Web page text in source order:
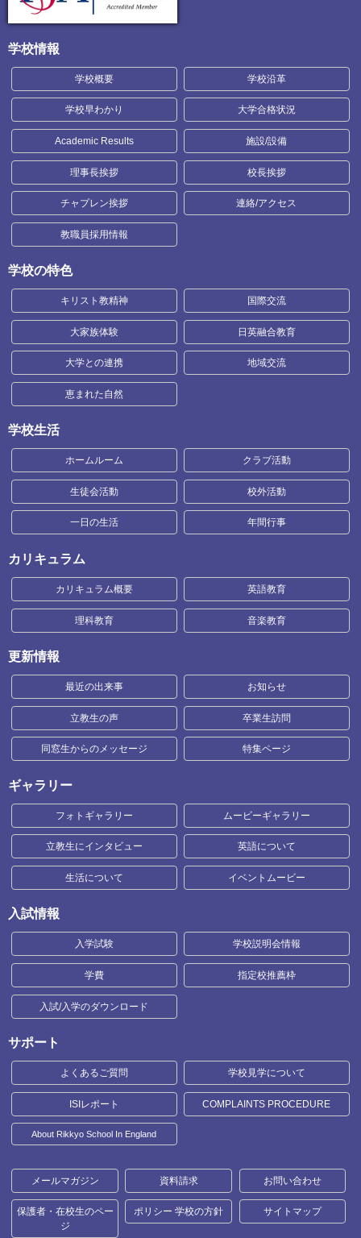
学校情報
学校概要 学校沿革
学校早わかり 大学合格状況
Academic Results 施設/設備
理事長挨拶 校長挨拶
チャプレン挨拶 連絡/アクセス
教職員採用情報
学校の特色
キリスト教精神 国際交流
大家族体験 日英融合教育
大学との連携 地域交流
恵まれた自然
学校生活
ホームルーム クラブ活動
生徒会活動 校外活動
一日の生活 年間行事
カリキュラム
カリキュラム概要 英語教育
理科教育 音楽教育
更新情報
最近の出来事 お知らせ
立教生の声 卒業生訪問
同窓生からのメッセージ 特集ページ
ギャラリー
フォトギャラリー ムービーギャラリー
立教生にインタビュー 英語について
生活について イベントムービー
入試情報
入学試験 学校説明会情報
学費 指定校推薦枠
入試/入学のダウンロード
サポート
よくあるご質問 学校見学について
ISIレポート COMPLAINTS PROCEDURE
About Rikkyo School In England
メールマガジン 資料請求 お問い合わせ
保護者・在校生のペー
ジ
ポリシー 学校の方針 サイトマップ